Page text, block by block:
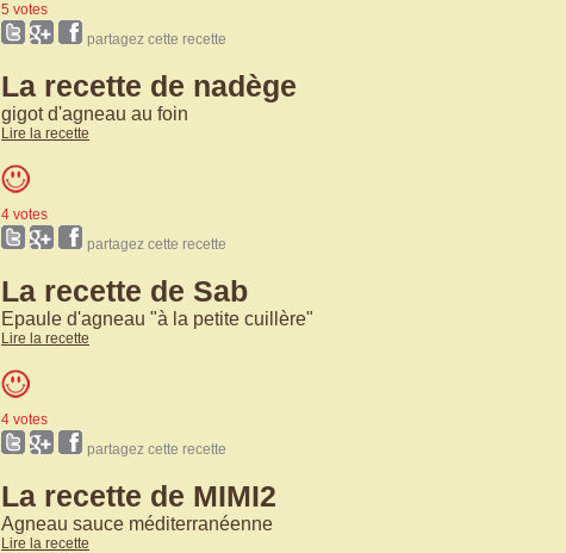
5 votes
partagez cette recette
La recette de nadège
gigot d'agneau au foin
Lire la recette
4 votes
partagez cette recette
La recette de Sab
Epaule d'agneau "à la petite cuillère"
Lire la recette
4 votes
partagez cette recette
La recette de MIMI2
Agneau sauce méditerranéenne
Lire la recette